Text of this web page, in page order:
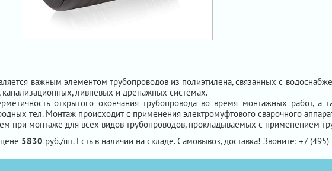
важным элементом трубопроводов из полиэтилена, связанных с
ливневых и дренажных системах.
открытого окончания трубопровода во время монтажных работ, а
тел. Монтаж происходит с применения электромуфтового сварочного
при монтаже для всех видов трубопроводов, прокладываемых с применением
5830 руб./шт. Есть в наличии на складе. Самовывоз, доставка! Звоните: +7